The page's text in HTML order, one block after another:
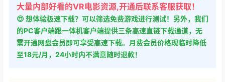
大量内部好看的VR电影资源,开通后联系客服获取！
😍 想体验极速下载？可以筛选免费游戏进行测试！另外，我们
的PC客户端跟一体机客户端提供三条高速直链下载通道，无
需开通网盘会员即可享受高速下载。月费会员价格现临时降低
至18元/月，24小时内不满意随时退款！